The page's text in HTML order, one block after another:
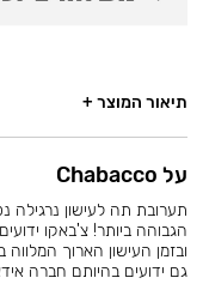
תיאור המוצר +
על Chabacco
תערובת תה לעישון
הגבוהה ביותר! צ'באקו
ובזמן העישון הארוך
גם ידועים בהיותם חברה